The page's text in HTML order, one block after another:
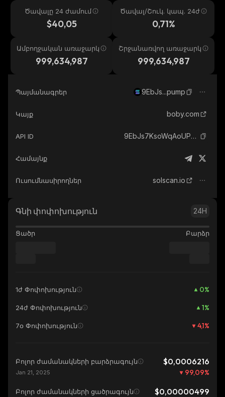
Ծավալը 24 ժամում
$40,05
Ծավալ/Շուկ. կապ. 24ժ
0,71%
Ամբողջական առաջարկ
999,634,987
Շրջանառվող առաջարկ
999,634,987
Պայմանագրեր 9EbJs...pump
Կայք boby.com
API ID 9EbJs7KsoWqAoUPTtcYf1kVyvydQgoxcvcitSbcUpump_solana
Համայնք
Ուսումնասիրողներ solscan.io
Գնի փոփոխություն 24H
Ցածր Բարձր
1ժ Փոփոխություն 0%
24ժ Փոփոխություն 1%
7օ Փոփոխություն 4,1%
Բոլոր ժամանակների բարձրագույն $0,0006216
Jan 21, 2025 99,09%
Բոլոր ժամանակների ցածրագույն $0,00000499